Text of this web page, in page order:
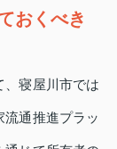
おくべき
、寝屋川市では
通推進プラッ